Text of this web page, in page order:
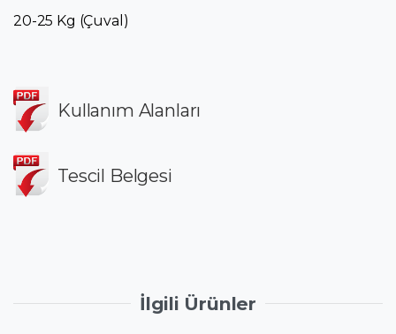
20-25 Kg (Çuval)
Kullanım Alanları
Tescil Belgesi
İlgili Ürünler